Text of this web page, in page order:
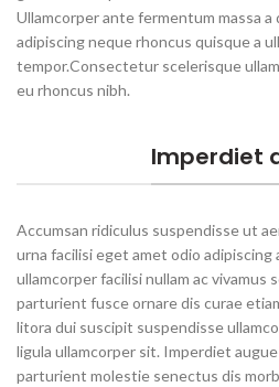
Ullamcorper ante fermentum massa
adipiscing neque rhoncus quisque a
tempor.Consectetur scelerisque
eu rhoncus nibh.
Imperdiet
Accumsan ridiculus suspendisse ut
urna facilisi eget amet odio adipiscing
ullamcorper facilisi nullam ac vivamus
parturient fusce ornare dis curae
litora dui suscipit suspendisse
ligula ullamcorper sit. Imperdiet
parturient molestie senectus dis